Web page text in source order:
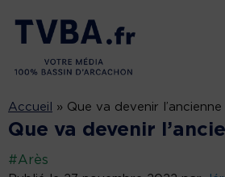
Accueil » Que va devenir
Que va devenir
#Arès